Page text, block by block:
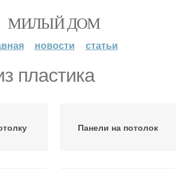
МИЛЫЙ ДОМ
новости статьи
пластика
Панели на потолок